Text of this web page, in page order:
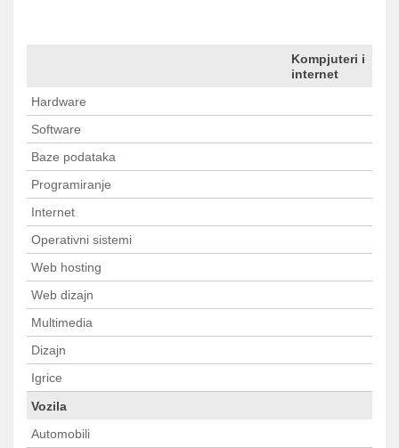
Kompjuteri i
internet
Hardware
Software
Baze podataka
Programiranje
Internet
Operativni sistemi
Web hosting
Web dizajn
Multimedia
Dizajn
Igrice
Vozila
Automobili